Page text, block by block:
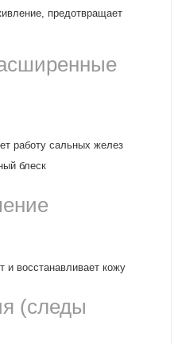
предотвращает
работу сальных желез
блеск
и восстанавливает кожу
(следы